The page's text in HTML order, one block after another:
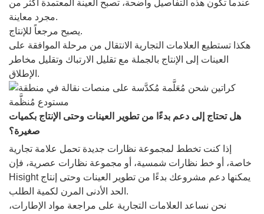
عندما تكون هذه التفاصيل واضحة، تصبح العينة المعتمدة أكثر من
مجرد معاينة.
يصبح مرجعاً للإنتاج.
هكذا تستطيع العلامات التجارية الانتقال من مرحلة الموافقة على
العينات إلى الإنتاج بالجملة مع تقليل الارتباك وتقليل مخاطر
الإطلاق.
هل تحتاج إلى دعم بدءًا من تطوير العينات وحتى الإنتاج بكميات
صغيرة؟
إذا كنت تخطط لمجموعة نظارات جديدة تحمل علامة تجارية
خاصة، أو خط نظارات شمسية، أو مجموعة نظارات عصرية، فإن
Hisight يمكنها دعم مشروعك بدءًا من تطوير العينات وحتى إنتاج
الحد الأدنى المرن لكمية الطلب.
نحن نساعد العلامات التجارية على مراجعة مواد الإطارات،